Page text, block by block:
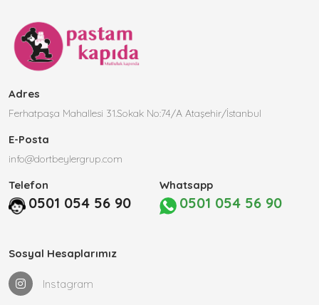
Adres
Ferhatpaşa Mahallesi 31.Sokak No:74/A Ataşehir/İstanbul
E-Posta
info@dortbeylergrup.com
Telefon
0501 054 56 90
Whatsapp
0501 054 56 90
Sosyal Hesaplarımız
Instagram